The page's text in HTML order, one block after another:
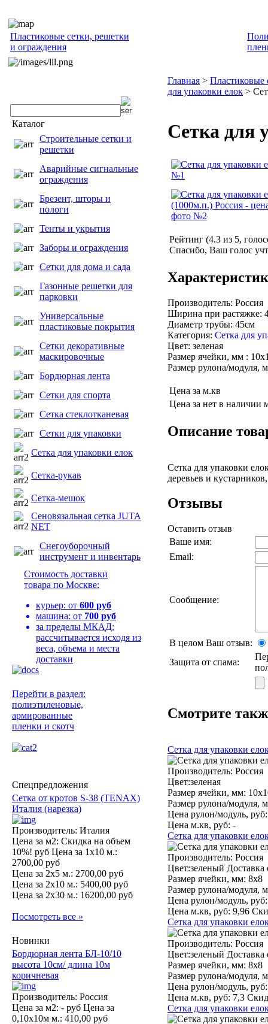
Пластиковые сетки, решетки
и ограждения
Каталог
Строительные сетки и
решетки
Аварийные сигнальные
ограждения
Брезент, шторы и
пологи
Тенты и укрытия
Заборы и ограждения
Сетки для дома и сада
Газонные решетки для
парковки
Универсальные
пластиковые покрытия
Сетки декоративные
маскировочные
Бордюрная лента
Сетки для спорта
Сетка стеклотканевая
Сетки для упаковки
Сетка для упаковки елок
Сетка-рукав
Сетка-мешок
Сеновязальная сетка JUTA
NET
Снегоуборочный
инструмент и инвентарь
Стоимость доставки
товара по Москве:
курьер: от 600 руб
машина: от 700 руб
за пределы МКАД:
рассчитывается исходя из
веса, объема и места
доставки
Перейти в раздел:
полиэтиленовые,
армированные
пленки и скотч
Спецпредложения
Сетка от кротов S-38 (TENAX)
Италия (нарезка)
Производитель: Италия
Цена за м2: Скидка на объем
10%! руб Цена за 1х10 м.:
2700,00 руб
Цена за 2х5 м.: 2700,00 руб
Цена за 2х10 м.: 5400,00 руб
Цена за 2х30 м.: 16200,00 руб
Посмотреть все »
Новинки
Бордюрная лента БЛ-10/10
высота 10см/ длина 10м
коричневая
Производитель: Россия
Цена за м2: - руб Цена за
0,10х10м м.: 410,00 руб
Главная > Пластиковые
для упаковки елок >
Сетка для
Рейтинг (4.3 из 5,
Спасибо, Ваш голос
Производитель: Россия
Ширина при растяжке:
Диаметр трубы: 45см
Категория: Сетка для
Цвет: зеленая
Размер ячейки, мм :
Размер рулона/модуля,
Цена за м.кв
Цена за нет в наличии
Описание
Сетка для упаковки
деревьев и
Отзывы
Оставить отзыв
Ваше имя:
Email:
Сообщение:
В целом Ваш отзыв:
Защита от спама:
Смотрите
Сетка для упаковки
Производитель: Россия
Цвет:зеленая
Размер ячейки, мм:
Размер рулона/модуля,
Цена рулон/модуль, руб:
Цена м.кв, руб: -
Сетка для упаковки
Производитель: Россия
Цвет:зеленый Доставка
Размер ячейки, мм: 8x8
Размер рулона/модуля,
Цена рулон/модуль, руб:
Цена м.кв, руб: 9,96
Сетка для упаковки
Производитель: Россия
Цвет:зеленый Доставка
Размер ячейки, мм: 8x8
Размер рулона/модуля,
Цена рулон/модуль, руб:
Цена м.кв, руб: 7,3
Сетка для упаковки